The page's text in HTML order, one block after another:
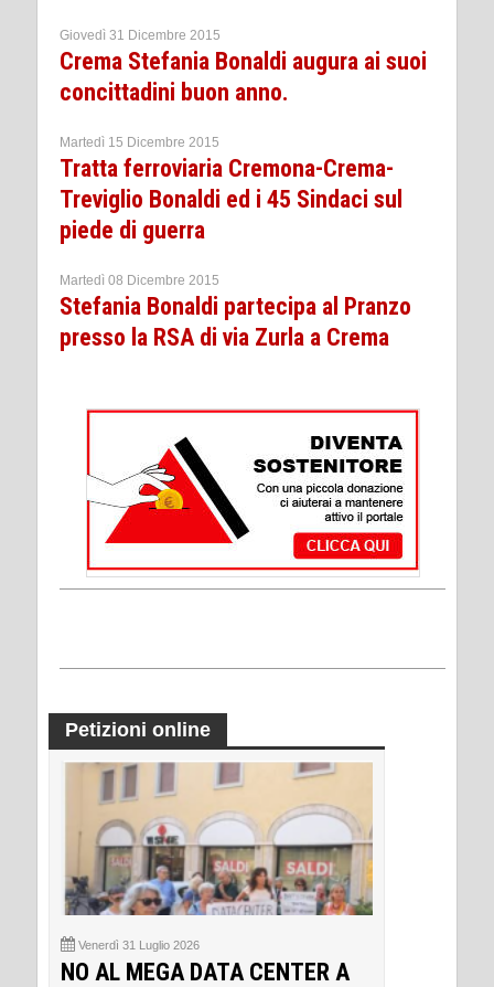
Giovedì 31 Dicembre 2015
Crema Stefania Bonaldi augura ai suoi
concittadini buon anno.
Martedì 15 Dicembre 2015
Tratta ferroviaria Cremona-Crema-
Treviglio Bonaldi ed i 45 Sindaci sul
piede di guerra
Martedì 08 Dicembre 2015
Stefania Bonaldi partecipa al Pranzo
presso la RSA di via Zurla a Crema
Petizioni online
Venerdì 31 Luglio 2026
NO AL MEGA DATA CENTER A